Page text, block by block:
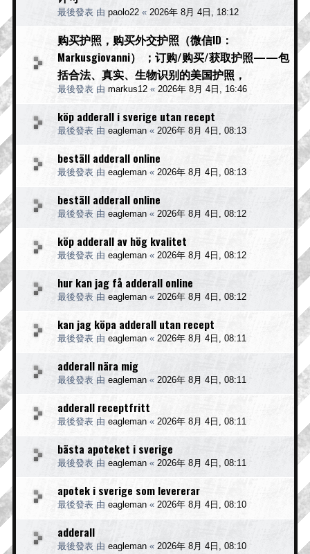
最後發表 由 paolo22 « 2026年 8月 4日, 18:12
购买护照，购买外交护照（微信ID：
Markusgiovanni） ；订购/购买/获取护照——包
括合法、真实、生物识别的美国护照，
最後發表 由 markus12 « 2026年 8月 4日, 16:46
köp adderall i sverige utan recept
最後發表 由 eagleman « 2026年 8月 4日, 08:13
beställ adderall online
最後發表 由 eagleman « 2026年 8月 4日, 08:13
beställ adderall online
最後發表 由 eagleman « 2026年 8月 4日, 08:12
köp adderall av hög kvalitet
最後發表 由 eagleman « 2026年 8月 4日, 08:12
hur kan jag få adderall online
最後發表 由 eagleman « 2026年 8月 4日, 08:12
kan jag köpa adderall utan recept
最後發表 由 eagleman « 2026年 8月 4日, 08:11
adderall nära mig
最後發表 由 eagleman « 2026年 8月 4日, 08:11
adderall receptfritt
最後發表 由 eagleman « 2026年 8月 4日, 08:11
bästa apoteket i sverige
最後發表 由 eagleman « 2026年 8月 4日, 08:11
apotek i sverige som levererar
最後發表 由 eagleman « 2026年 8月 4日, 08:10
adderall
最後發表 由 eagleman « 2026年 8月 4日, 08:10